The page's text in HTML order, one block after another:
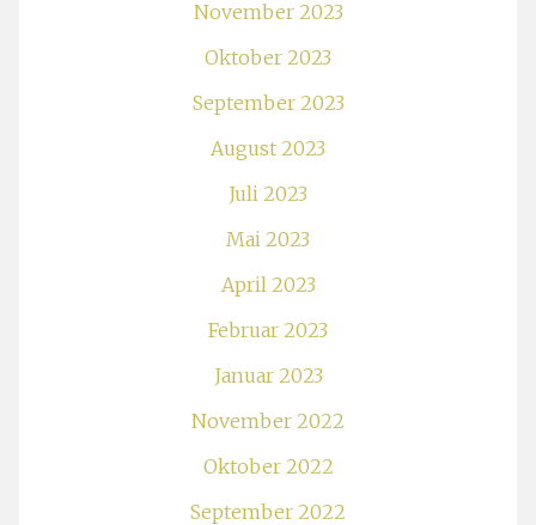
November 2023
Oktober 2023
September 2023
August 2023
Juli 2023
Mai 2023
April 2023
Februar 2023
Januar 2023
November 2022
Oktober 2022
September 2022